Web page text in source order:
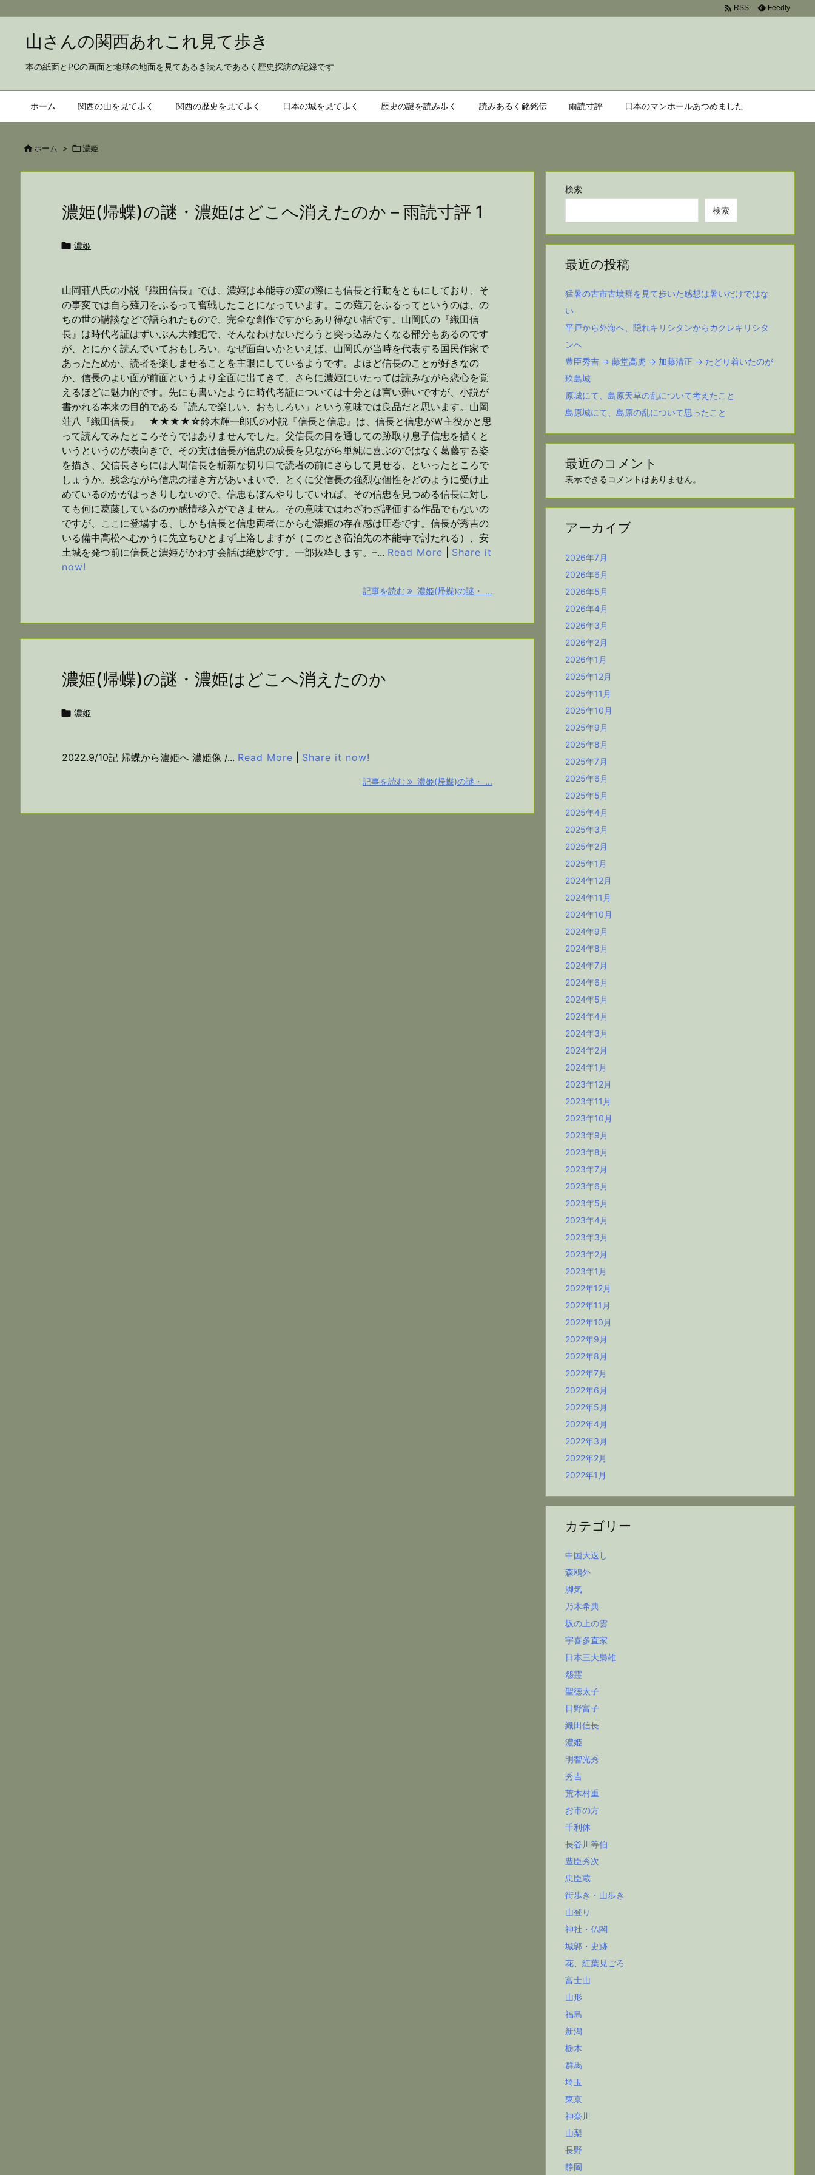
山さんの関西あれこれ見て歩き
本の紙面とPCの画面と地球の地面を見てあるき読んであるく歴史探訪の記録です
ホーム 関西の山を見て歩く 関西の歴史を見て歩く 日本の城を見て歩く 歴史の謎を読み歩く 読みあるく銘銘伝 雨読寸評 日本のマンホールあつめました
 RSS Feedly
 ホーム > 濃姫
濃姫(帰蝶)の謎・濃姫はどこへ消えたのか – 雨読寸評 1
 濃姫
山岡荘八氏の小説『織田信長』では、濃姫は本能寺の変の際にも信長と行動をともにしており、そ
の事変では自ら薙刀をふるって奮戦したことになっています。この薙刀をふるってというのは、の
ちの世の講談などで語られたもので、完全な創作ですからあり得ない話です。山岡氏の『織田信
長』は時代考証はずいぶん大雑把で、そんなわけないだろうと突っ込みたくなる部分もあるのです
が、とにかく読んでいておもしろい。なぜ面白いかといえば、山岡氏が当時を代表する国民作家で
あったためか、読者を楽しませることを主眼にしているようです。よほど信長のことが好きなの
か、信長のよい面が前面というより全面に出てきて、さらに濃姫にいたっては読みながら恋心を覚
えるほどに魅力的です。先にも書いたように時代考証については十分とは言い難いですが、小説が
書かれる本来の目的である「読んで楽しい、おもしろい」という意味では良品だと思います。山岡
荘八『織田信長』 ★★★★☆鈴木輝一郎氏の小説『信長と信忠』は、信長と信忠がＷ主役かと思
って読んでみたところそうではありませんでした。父信長の目を通しての跡取り息子信忠を描くと
いうというのが表向きで、その実は信長が信忠の成長を見ながら単純に喜ぶのではなく葛藤する姿
を描き、父信長さらには人間信長を斬新な切り口で読者の前にさらして見せる、といったところで
しょうか。残念ながら信忠の描き方があいまいで、とくに父信長の強烈な個性をどのように受け止
めているのかがはっきりしないので、信忠もぼんやりしていれば、その信忠を見つめる信長に対し
ても何に葛藤しているのか感情移入ができません。その意味ではわざわざ評価する作品でもないの
ですが、ここに登場する、しかも信長と信忠両者にからむ濃姫の存在感は圧巻です。信長が秀吉の
いる備中高松へむかうに先立ちひとまず上洛しますが（このとき宿泊先の本能寺で討たれる）、安
土城を発つ前に信長と濃姫がかわす会話は絶妙です。一部抜粋します。–... Read More
Share it
now!
記事を読む 濃姫(帰蝶)の謎・ ...
濃姫(帰蝶)の謎・濃姫はどこへ消えたのか
 濃姫
2022.9/10記 帰蝶から濃姫へ 濃姫像 /... Read More Share it now!
記事を読む 濃姫(帰蝶)の謎・ ...
検索
検索
最近の投稿
猛暑の古市古墳群を見て歩いた感想は暑いだけではな
い
平戸から外海へ、隠れキリシタンからカクレキリシタ
ンへ
豊臣秀吉 → 藤堂高虎 → 加藤清正 → たどり着いたのが
玖島城
原城にて、島原天草の乱について考えたこと
島原城にて、島原の乱について思ったこと
最近のコメント
表示できるコメントはありません。
アーカイブ
2026年7月
2026年6月
2026年5月
2026年4月
2026年3月
2026年2月
2026年1月
2025年12月
2025年11月
2025年10月
2025年9月
2025年8月
2025年7月
2025年6月
2025年5月
2025年4月
2025年3月
2025年2月
2025年1月
2024年12月
2024年11月
2024年10月
2024年9月
2024年8月
2024年7月
2024年6月
2024年5月
2024年4月
2024年3月
2024年2月
2024年1月
2023年12月
2023年11月
2023年10月
2023年9月
2023年8月
2023年7月
2023年6月
2023年5月
2023年4月
2023年3月
2023年2月
2023年1月
2022年12月
2022年11月
2022年10月
2022年9月
2022年8月
2022年7月
2022年6月
2022年5月
2022年4月
2022年3月
2022年2月
2022年1月
カテゴリー
中国大返し
森鴎外
脚気
乃木希典
坂の上の雲
宇喜多直家
日本三大梟雄
怨霊
聖徳太子
日野富子
織田信長
濃姫
明智光秀
秀吉
荒木村重
お市の方
千利休
長谷川等伯
豊臣秀次
忠臣蔵
街歩き・山歩き
山登り
神社・仏閣
城郭・史跡
花、紅葉見ごろ
富士山
山形
福島
新潟
栃木
群馬
埼玉
東京
神奈川
山梨
長野
静岡